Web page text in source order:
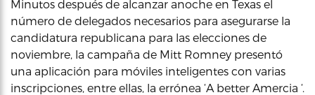
Minutos después de alcanzar anoche en Texas el
número de delegados necesarios para asegurarse la
candidatura republicana para las elecciones de
noviembre, la campaña de Mitt Romney presentó
una aplicación para móviles inteligentes con varias
inscripciones, entre ellas, la errónea ‘A better Amercia ‘.